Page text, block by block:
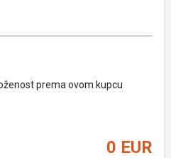
prema ovom kupcu
0 EUR